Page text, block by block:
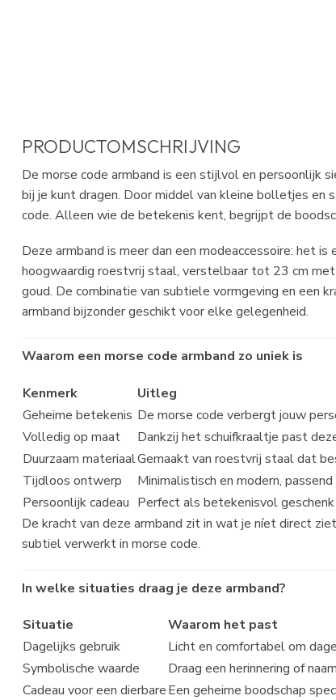
PRODUCTOMSCHRIJVING
De morse code armband is een stijlvol en persoonlijk
bij je kunt dragen. Door middel van kleine bolletjes en
code. Alleen wie de betekenis kent, begrijpt de
Deze armband is meer dan een modeaccessoire: het
hoogwaardig roestvrij staal, verstelbaar tot 23 cm
goud. De combinatie van subtiele vormgeving en een
armband bijzonder geschikt voor elke gelegenheid.
Waarom een morse code armband zo uniek is
Kenmerk
Uitleg
Geheime betekenis De morse code verbergt jouw
Volledig op maat
Dankzij het schuifkraaltje past
Duurzaam materiaalGemaakt van roestvrij staal dat
Tijdloos ontwerp
Minimalistisch en modern,
Persoonlijk cadeau Perfect als betekenisvol
De kracht van deze armband zit in wat je níet direct
subtiel verwerkt in morse code.
In welke situaties draag je deze armband?
Situatie
Waarom het past
Dagelijks gebruik
Licht en comfortabel om
Symbolische waarde
Draag een herinnering of
Cadeau voor een dierbareEen geheime boodschap